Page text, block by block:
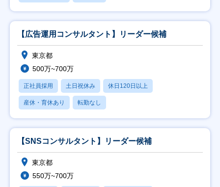
【広告運用コンサルタント】リーダー候補
東京都
500万~700万
正社員採用 土日祝休み 休日120日以上
産休・育休あり 転勤なし
【SNSコンサルタント】リーダー候補
東京都
550万~700万